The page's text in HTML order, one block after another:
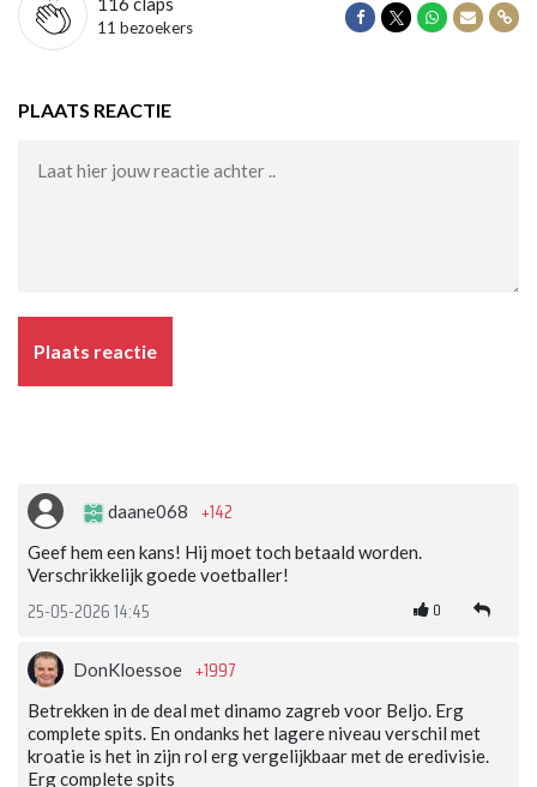
11 bezoekers
Delen op Facebook
Delen op Twitter
Delen op
Delen
PLAATS REACTIE
Plaats reactie
daane068 +142
Geef hem een kans! Hij moet toch betaald worden.
Verschrikkelijk goede voetballer!
25-05-2026 14:45 0
DonKloessoe +1997
Betrekken in de deal met dinamo zagreb voor Beljo. Erg
complete spits. En ondanks het lagere niveau verschil met
kroatie is het in zijn rol erg vergelijkbaar met de eredivisie.
Erg complete spits